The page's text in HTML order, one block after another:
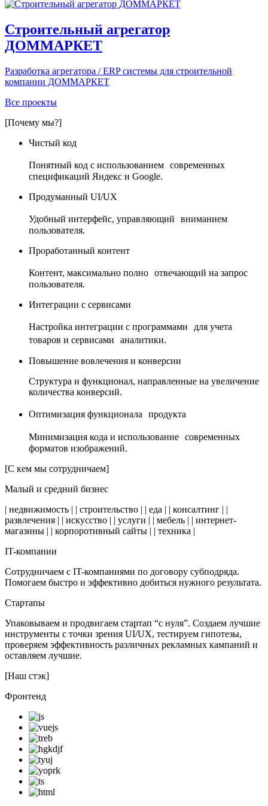
Строительный агрегатор
ДОММАРКЕТ
Разработка агрегатора / ERP системы для строительной
компании ДОММАРКЕТ
Все проекты
[Почему мы?]
Чистый код
Понятный код с использованием современных
спецификаций Яндекс и Google.
Продуманный UI/UX
Удобный интерфейс, управляющий вниманием
пользователя.
Проработанный контент
Контент, максимально полно отвечающий на запрос
пользователя.
Интеграции с сервисами
Настройка интеграции с программами для учета
товаров и сервисами аналитики.
Повышение вовлечения и конверсии
Структура и функционал, направленные на увеличение
количества конверсий.
Оптимизация функционала продукта
Минимизация кода и использование современных
форматов изображений.
[С кем мы сотрудничаем]
Малый и средний бизнес
| недвижимость | | строительство | | еда | | консалтинг | |
развлечения | | искусство | | услуги | | мебель | | интернет-
магазины | | корпоротивный сайты | | техника |
IT-компании
Сотрудничаем с IT-компаниями по договору субподряда.
Помогаем быстро и эффективно добиться нужного результата.
Стартапы
Упаковываем и продвигаем стартап “с нуля”. Создаем лучшие
инструменты с точки зрения UI/UX, тестируем гипотезы,
проверяем эффективность различных рекламных кампаний и
оставляем лучшие.
[Наш стэк]
Фронтенд